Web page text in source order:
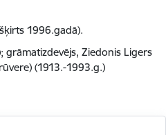
1996.gadā).
grāmatizdevējs, Ziedonis Ligers
(1913.-1993.g.)